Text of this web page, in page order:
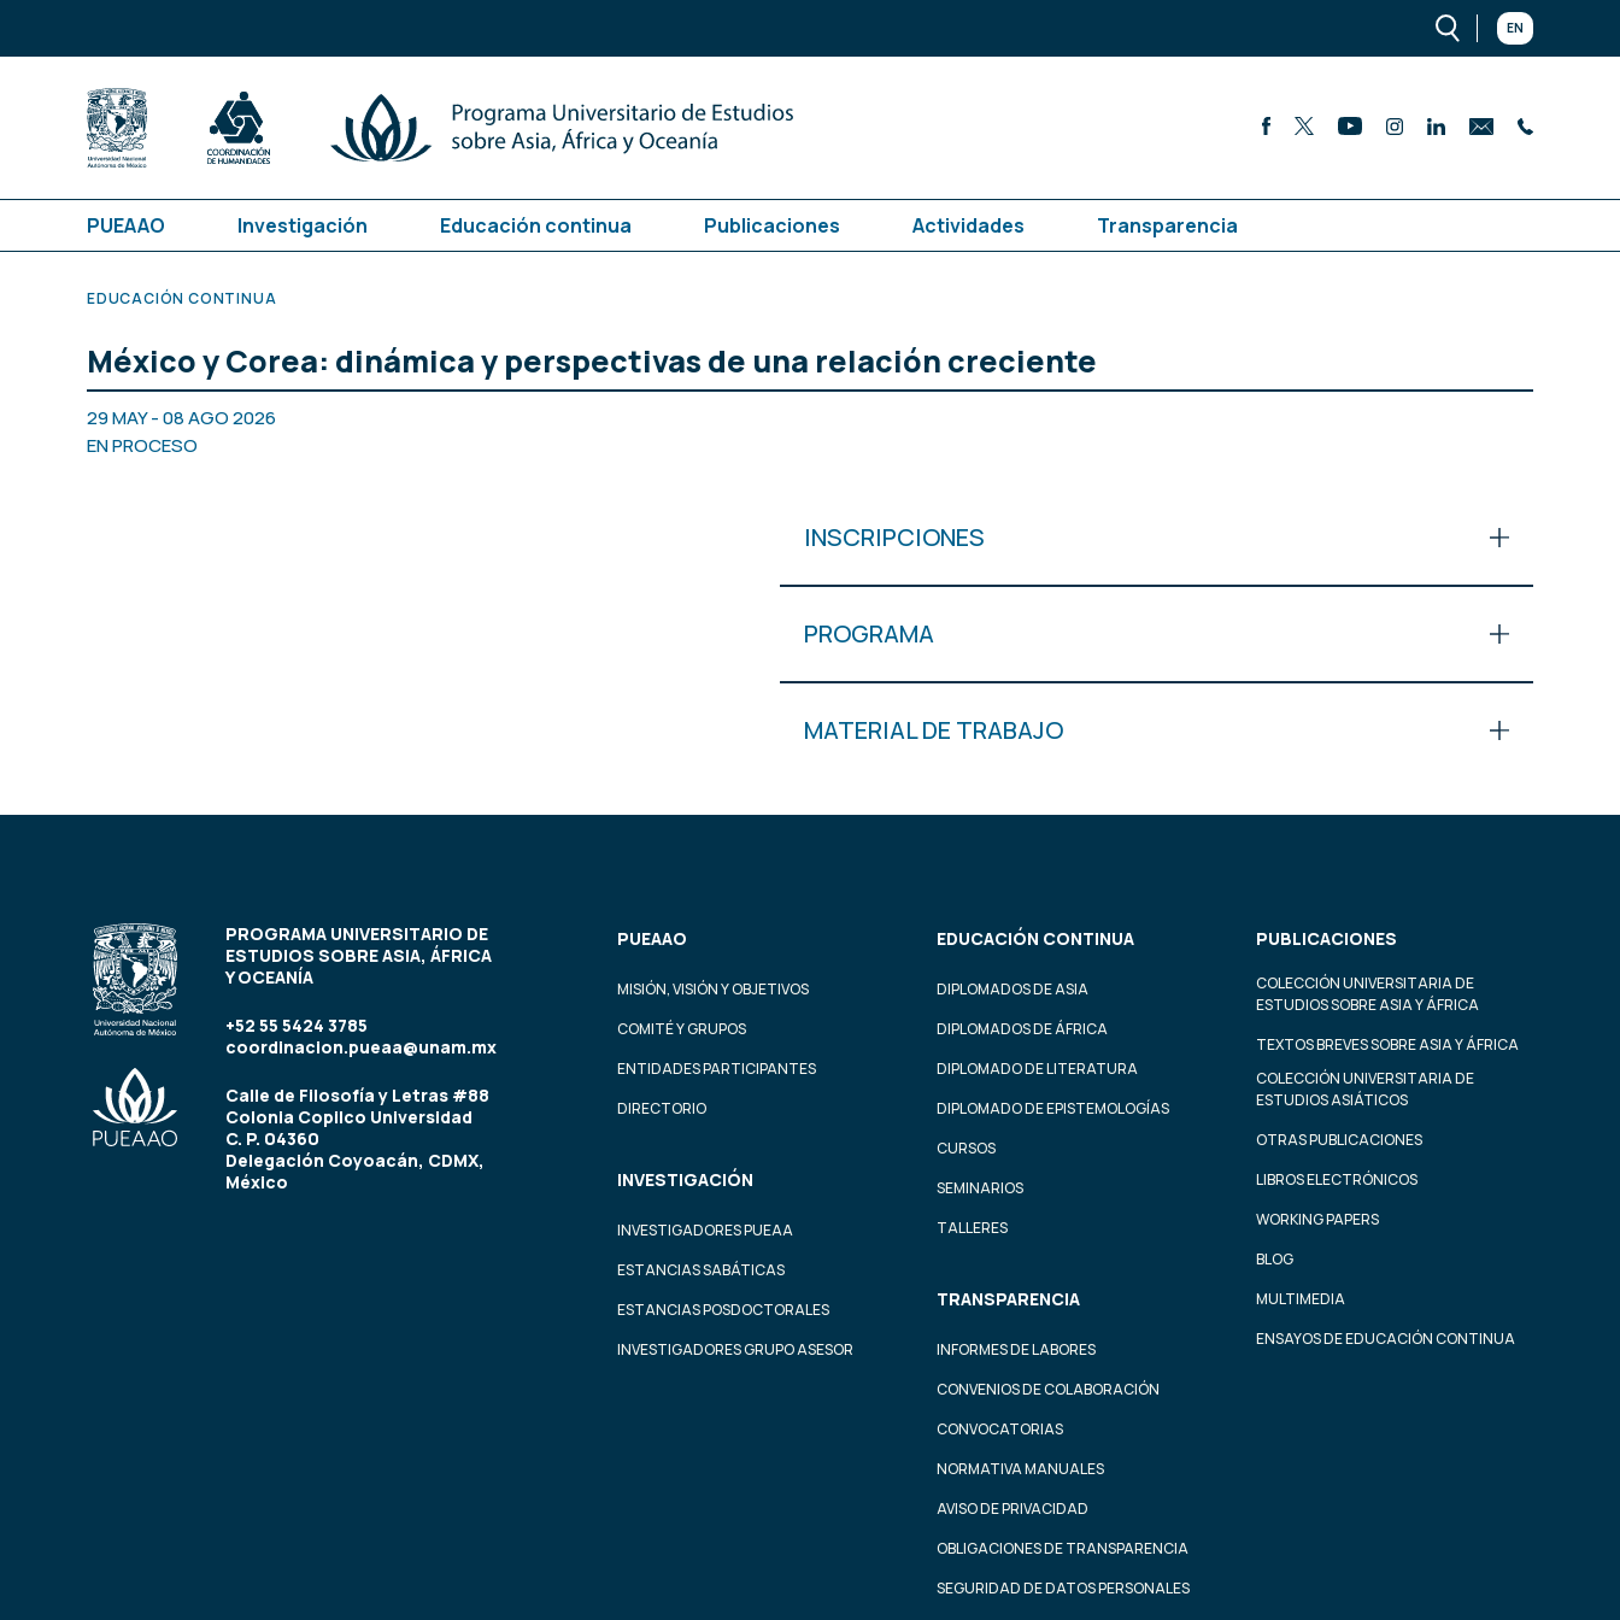
EN
PUEAAO Investigación Educación continua Publicaciones Actividades Transparencia
EDUCACIÓN CONTINUA
México y Corea: dinámica y perspectivas de una relación creciente
29 MAY - 08 AGO 2026
EN PROCESO
INSCRIPCIONES
PROGRAMA
MATERIAL DE TRABAJO
PROGRAMA UNIVERSITARIO DE
ESTUDIOS SOBRE ASIA, ÁFRICA
Y OCEANÍA
+52 55 5424 3785
coordinacion.pueaa@unam.mx
Calle de Filosofía y Letras #88
Colonia Copilco Universidad
C. P. 04360
Delegación Coyoacán, CDMX,
México
PUEAAO
MISIÓN, VISIÓN Y OBJETIVOS
COMITÉ Y GRUPOS
ENTIDADES PARTICIPANTES
DIRECTORIO
INVESTIGACIÓN
INVESTIGADORES PUEAA
ESTANCIAS SABÁTICAS
ESTANCIAS POSDOCTORALES
INVESTIGADORES GRUPO ASESOR
EDUCACIÓN CONTINUA
DIPLOMADOS DE ASIA
DIPLOMADOS DE ÁFRICA
DIPLOMADO DE LITERATURA
DIPLOMADO DE EPISTEMOLOGÍAS
CURSOS
SEMINARIOS
TALLERES
TRANSPARENCIA
INFORMES DE LABORES
CONVENIOS DE COLABORACIÓN
CONVOCATORIAS
NORMATIVA MANUALES
AVISO DE PRIVACIDAD
OBLIGACIONES DE TRANSPARENCIA
SEGURIDAD DE DATOS PERSONALES
PUBLICACIONES
COLECCIÓN UNIVERSITARIA DE
ESTUDIOS SOBRE ASIA Y ÁFRICA
TEXTOS BREVES SOBRE ASIA Y ÁFRICA
COLECCIÓN UNIVERSITARIA DE
ESTUDIOS ASIÁTICOS
OTRAS PUBLICACIONES
LIBROS ELECTRÓNICOS
WORKING PAPERS
BLOG
MULTIMEDIA
ENSAYOS DE EDUCACIÓN CONTINUA